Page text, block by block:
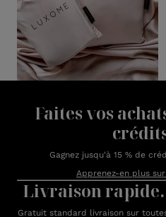
Faites vos
Gagnez jusqu'à 15 % de
Apprenez-en plus
Livraison
Gratuit standard livraison sur